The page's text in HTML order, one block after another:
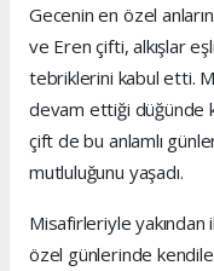
Gecenin en özel
ve Eren çifti, alkışlar
tebriklerini kabul etti.
devam ettiği düğünde
çift de bu anlamlı
mutluluğunu yaşadı.
Misafirleriyle
özel günlerinde